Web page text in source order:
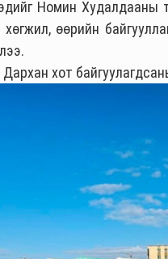
Номин Худалдааны
өөрийн
Дархан хот